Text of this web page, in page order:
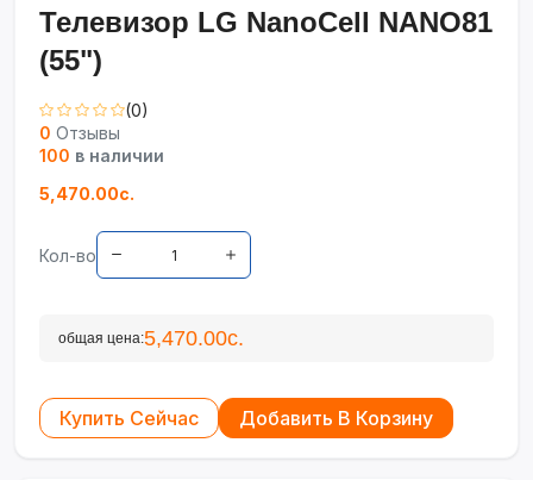
Телевизор LG NanoCell NANO81
(55")
(0)
0 Отзывы
100 в наличии
5,470.00с.
Кол-во
общая цена:5,470.00с.
Купить Сейчас Добавить В Корзину